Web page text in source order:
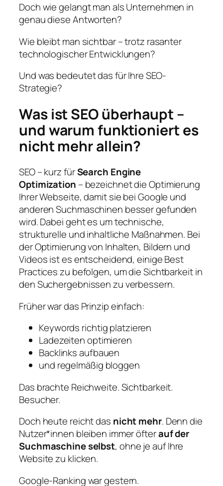
Doch wie gelangt man als Unternehmen in
genau diese Antworten?
Wie bleibt man sichtbar – trotz rasanter
technologischer Entwicklungen?
Und was bedeutet das für Ihre SEO-
Strategie?
Was ist SEO überhaupt –
und warum funktioniert es
nicht mehr allein?
SEO – kurz fürSearch Engine
Optimization – bezeichnet die Optimierung
Ihrer Webseite, damit sie bei Google und
anderen Suchmaschinen besser gefunden
wird. Dabei geht es um technische,
strukturelle und inhaltliche Maßnahmen. Bei
der Optimierung von Inhalten, Bildern und
Videos ist es entscheidend, einige Best
Practices zu befolgen, um die Sichtbarkeit in
den Suchergebnissen zu verbessern.
Früher war das Prinzip einfach:
Keywords richtig platzieren
Ladezeiten optimieren
Backlinks aufbauen
und regelmäßig bloggen
Das brachte Reichweite. Sichtbarkeit.
Besucher.
Doch heute reicht das nicht mehr. Denn die
Nutzer*innen bleiben immer öfterauf der
Suchmaschine selbst, ohne je auf Ihre
Website zu klicken.
Google-Ranking war gestern.